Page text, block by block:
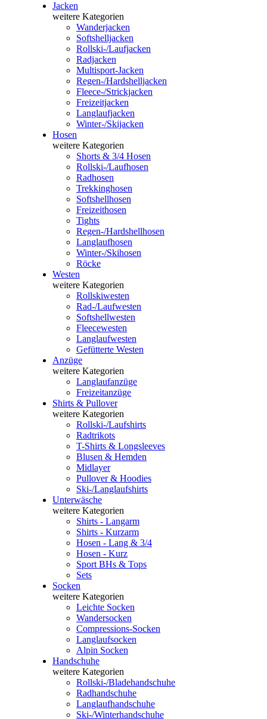
Jacken
weitere Kategorien
Wanderjacken
Softshelljacken
Rollski-/Laufjacken
Radjacken
Multisport-Jacken
Regen-/Hardshelljacken
Fleece-/Strickjacken
Freizeitjacken
Langlaufjacken
Winter-/Skijacken
Hosen
weitere Kategorien
Shorts & 3/4 Hosen
Rollski-/Laufhosen
Radhosen
Trekkinghosen
Softshellhosen
Freizeithosen
Tights
Regen-/Hardshellhosen
Langlaufhosen
Winter-/Skihosen
Röcke
Westen
weitere Kategorien
Rollskiwesten
Rad-/Laufwesten
Softshellwesten
Fleecewesten
Langlaufwesten
Gefütterte Westen
Anzüge
weitere Kategorien
Langlaufanzüge
Freizeitanzüge
Shirts & Pullover
weitere Kategorien
Rollski-/Laufshirts
Radtrikots
T-Shirts & Longsleeves
Blusen & Hemden
Midlayer
Pullover & Hoodies
Ski-/Langlaufshirts
Unterwäsche
weitere Kategorien
Shirts - Langarm
Shirts - Kurzarm
Hosen - Lang & 3/4
Hosen - Kurz
Sport BHs & Tops
Sets
Socken
weitere Kategorien
Leichte Socken
Wandersocken
Compressions-Socken
Langlaufsocken
Alpin Socken
Handschuhe
weitere Kategorien
Rollski-/Bladehandschuhe
Radhandschuhe
Langlaufhandschuhe
Ski-/Winterhandschuhe